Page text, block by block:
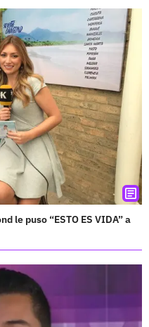
le puso “ESTO ES VIDA” a